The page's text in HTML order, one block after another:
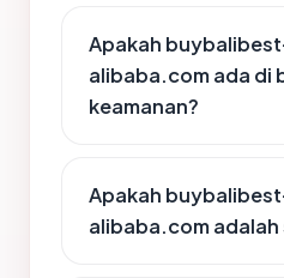
Apakah
alibaba.com ada di
keamanan?
Apakah
alibaba.com